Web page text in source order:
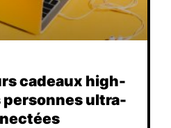
cadeaux high-
ultra-